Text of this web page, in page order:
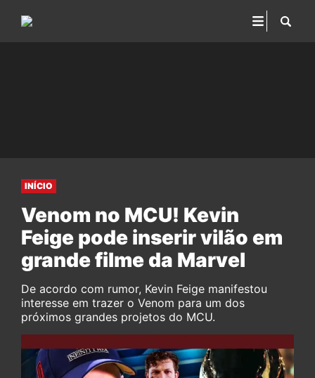
INÍCIO
Venom no MCU! Kevin
Feige pode inserir vilão em
grande filme da Marvel
De acordo com rumor, Kevin Feige manifestou
interesse em trazer o Venom para um dos
próximos grandes projetos do MCU.